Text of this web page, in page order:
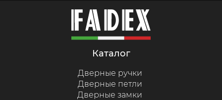
каталог
Дверные ручки
Дверные петли
Дверные замки